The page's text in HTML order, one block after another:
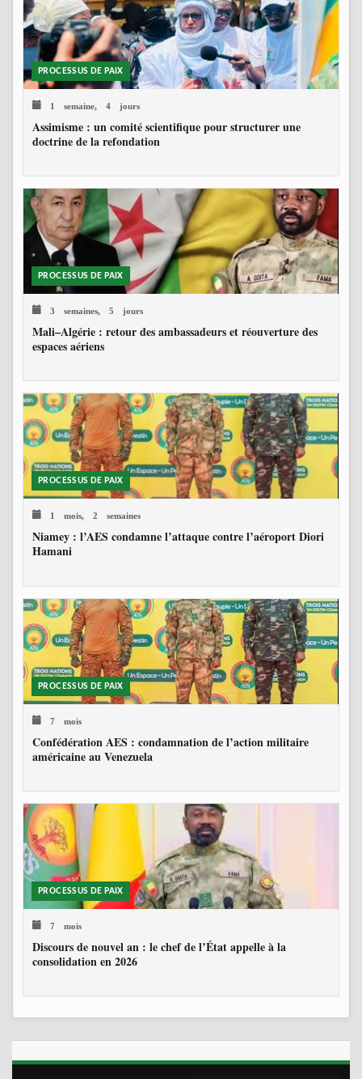
PROCESSUS DE PAIX
1 semaine, 4 jours
Assimisme : un comité scientifique pour structurer une
doctrine de la refondation
PROCESSUS DE PAIX
3 semaines, 5 jours
Mali–Algérie : retour des ambassadeurs et réouverture des
espaces aériens
PROCESSUS DE PAIX
1 mois, 2 semaines
Niamey : l’AES condamne l’attaque contre l’aéroport Diori
Hamani
PROCESSUS DE PAIX
7 mois
Confédération AES : condamnation de l’action militaire
américaine au Venezuela
PROCESSUS DE PAIX
7 mois
Discours de nouvel an : le chef de l’État appelle à la
consolidation en 2026